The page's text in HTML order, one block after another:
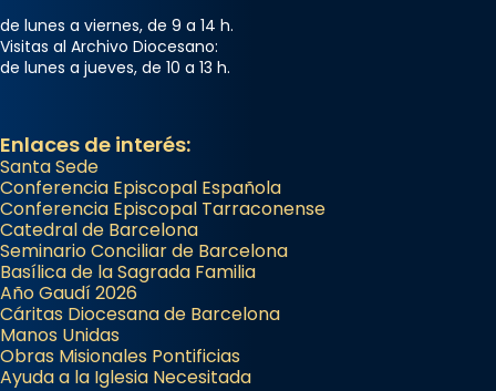
de lunes a viernes, de 9 a 14 h.
Visitas al Archivo Diocesano:
de lunes a jueves, de 10 a 13 h.
Enlaces de interés:
Santa Sede
Conferencia Episcopal Española
Conferencia Episcopal Tarraconense
Catedral de Barcelona
Seminario Conciliar de Barcelona
Basílica de la Sagrada Familia
Año Gaudí 2026
Cáritas Diocesana de Barcelona
Manos Unidas
Obras Misionales Pontificias
Ayuda a la Iglesia Necesitada